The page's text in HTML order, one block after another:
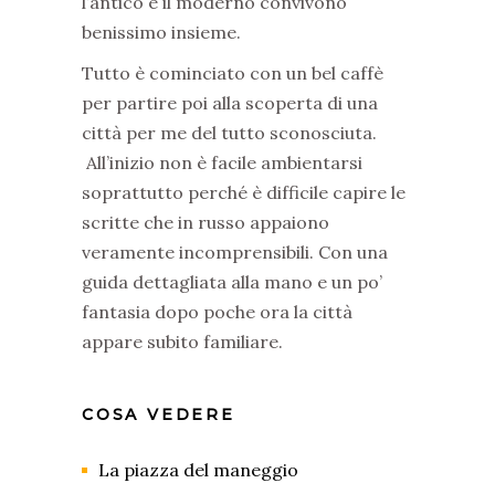
benissimo insieme.
Tutto è cominciato con un bel caffè
per partire poi alla scoperta di una
città per me del tutto sconosciuta.
All’inizio non è facile ambientarsi
soprattutto perché è difficile capire le
scritte che in russo appaiono
veramente incomprensibili. Con una
guida dettagliata alla mano e un po’
fantasia dopo poche ora la città
appare subito familiare.
COSA VEDERE
La piazza del maneggio